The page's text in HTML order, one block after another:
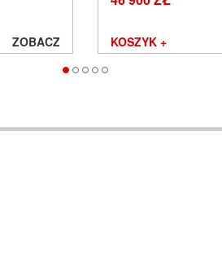
ZOBACZ KOSZYK +